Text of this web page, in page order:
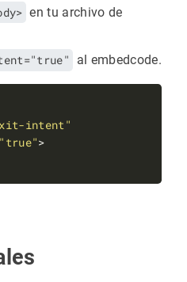
en tu archivo de
al embedcode.
intent"
"true"